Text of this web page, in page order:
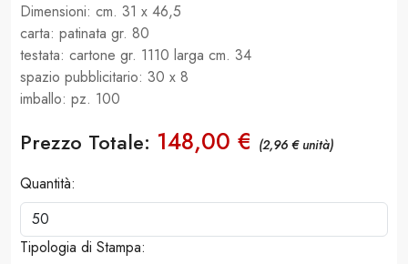
Dimensioni: cm. 31 x 46,5
carta: patinata gr. 80
testata: cartone gr. 1110 larga cm. 34
spazio pubblicitario: 30 x 8
imballo: pz. 100
Prezzo Totale: 148,00 € (2,96 € unità)
Quantità:
Tipologia di Stampa: